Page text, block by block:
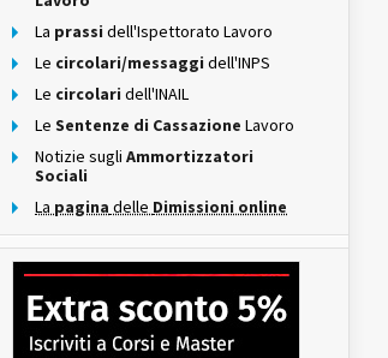
La prassi dell'Ispettorato Lavoro
Le circolari/messaggi dell'INPS
Le circolari dell'INAIL
Le Sentenze di Cassazione Lavoro
Notizie sugli Ammortizzatori
Sociali
La pagina delle Dimissioni online